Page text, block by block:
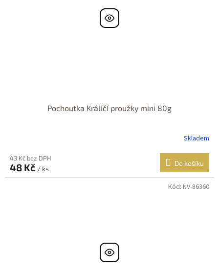
Pochoutka Králičí proužky mini 80g
Skladem
43 Kč bez DPH
48 Kč / ks
Do košíku
Kód: NV-86360